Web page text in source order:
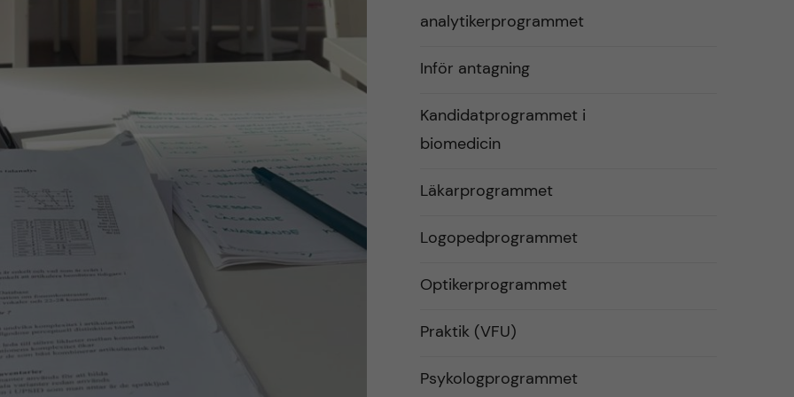
analytikerprogrammet
Inför antagning
Kandidatprogrammet i
biomedicin
Läkarprogrammet
Logopedprogrammet
Optikerprogrammet
Praktik (VFU)
Psykologprogrammet